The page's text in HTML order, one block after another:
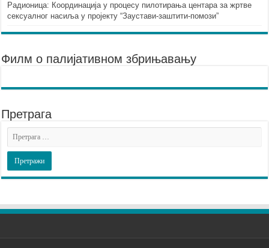
Радионица: Координација у процесу пилотирања центара за жртве
сексуалног насиља у пројекту “Заустави-заштити-помози”
Филм о палијативном збрињавању
Претрага